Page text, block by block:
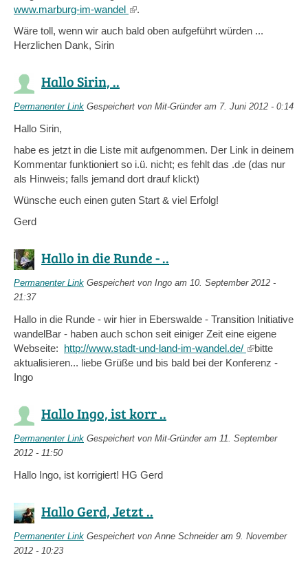
www.marburg-im-wandel (link
external)
.
Wäre toll, wenn wir auch bald oben aufgeführt würden ...
Herzlichen Dank, Sirin
Hallo Sirin, ..
Permanenter Link Gespeichert von Mit-Gründeram 7. Juni 2012 - 0:14
Hallo Sirin,
habe es jetzt in die Liste mit aufgenommen. Der Link in deinem
Kommentar funktioniert so i.ü. nicht; es fehlt das .de (das nur
als Hinweis; falls jemand dort drauf klickt)
Wünsche euch einen guten Start & viel Erfolg!
Gerd
Hallo in die Runde - ..
Permanenter Link Gespeichert von Ingo am 10. September 2012 -
21:37
Hallo in die Runde - wir hier in Eberswalde - Transition Initiative
wandelBar - haben auch schon seit einiger Zeit eine eigene
Webseite: http://www.stadt-und-land-im-wandel.de/ (link
is
bitte
aktualisieren... liebe Grüße und bis bald bei der Konferenz -
Ingo
Hallo Ingo, ist korr ..
Permanenter Link Gespeichert von Mit-Gründeram 11. September
2012 - 11:50
Hallo Ingo, ist korrigiert! HG Gerd
Hallo Gerd, Jetzt ..
Permanenter Link Gespeichert vonAnne Schneideram 9. November
2012 - 10:23